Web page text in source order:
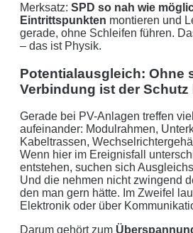
Merksatz: SPD so nah wie
Eintrittspunkten montieren und
gerade, ohne Schleifen führen.
– das ist Physik.
Potentialausgleich: Ohne
Verbindung ist der Schutz
Gerade bei PV-Anlagen treffen
aufeinander: Modulrahmen,
Kabeltrassen,
Wenn hier im Ereignisfall
entstehen, suchen sich
Und die nehmen nicht zwingend
den man gern hätte. Im Zweifel
Elektronik oder über
Darum gehört zum